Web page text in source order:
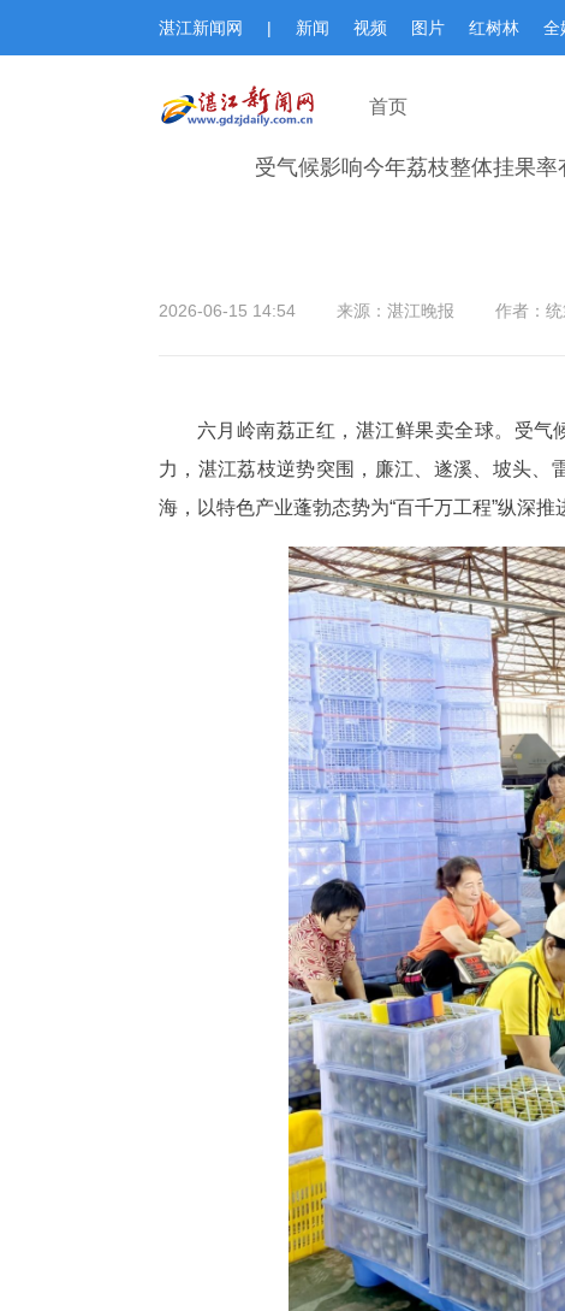
湛江新闻网 | 新闻 视频 图片 红树林 全
首页
受气候影响今年荔枝整体挂果
2026-06-15 14:54 来源：湛江晚报 作者：
六月岭南荔正红，湛江鲜果卖全球。受气
力，湛江荔枝逆势突围，廉江、遂溪、坡头、
海，以特色产业蓬勃态势为“百千万工程”纵深推